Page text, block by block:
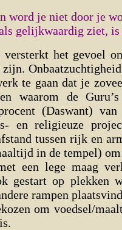
word je niet door je
gelijkwaardig ziet,
versterkt het gevoel
zijn.
te gaan dat je
waarom de
(Daswant)
en religieuze
tussen rijk en
in de tempel)
een lege maag
gestart op plekken
rampen
om voedsel/